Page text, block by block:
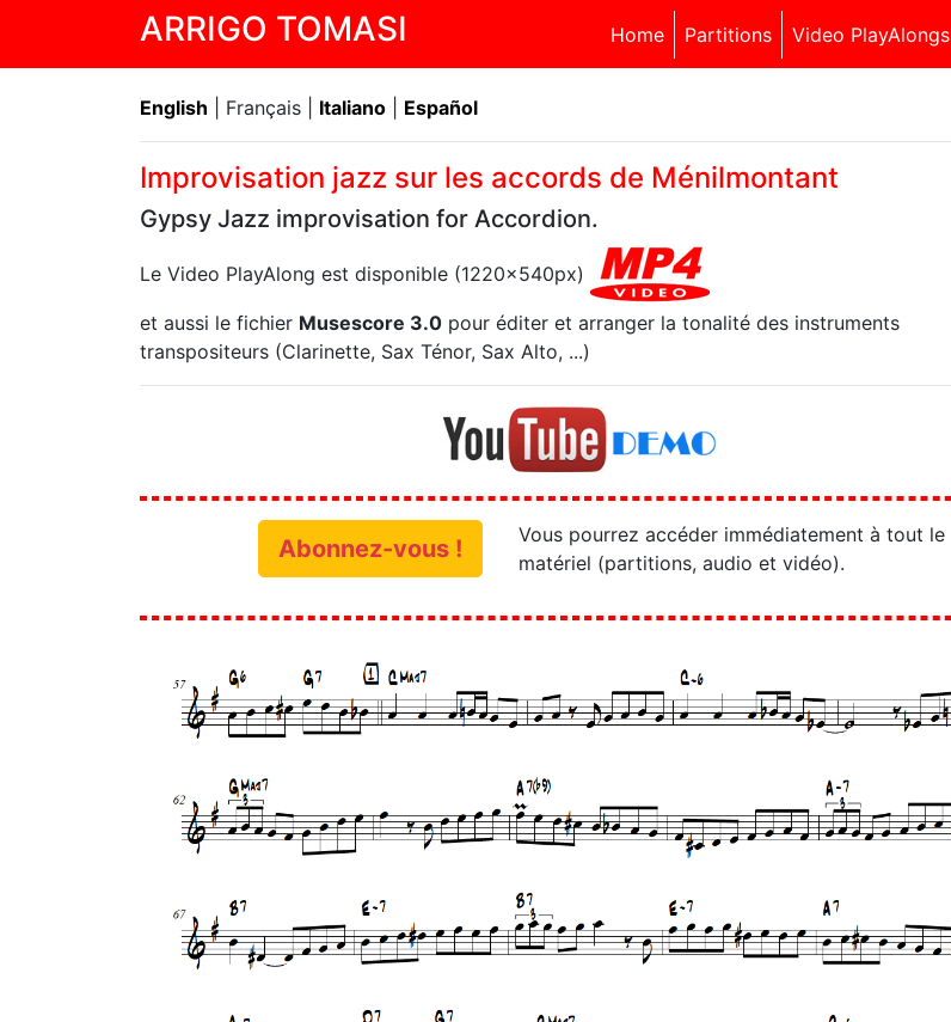
ARRIGO TOMASI Home Partitions Video PlayAlongs
English | Français | Italiano Español
Improvisation jazz sur les accords de Ménilmontant
Gypsy Jazz improvisation for Accordion.
Le Video PlayAlong est disponible (1220x540px)
et aussi le fichier Musescore 3.0 pour éditer et arranger la tonalité des instruments
transpositeurs (Clarinette, Sax Ténor, Sax Alto, ...)
Abonnez-vous !
Vous pourrez accéder immédiatement à tout le
matériel (partitions, audio et vidéo).